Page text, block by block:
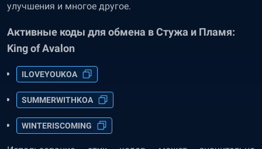
улучшения и многое другое.
Активные коды для обмена в Стужа и Пламя:
King of Avalon
ILOVEYOUKOA
SUMMERWITHKOA
WINTERISCOMING